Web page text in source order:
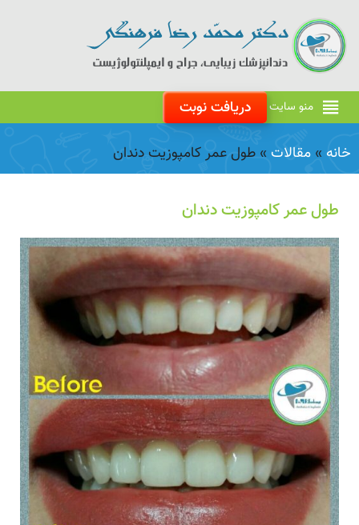
منو سایت دریافت نوبت
خانه » مقالات » طول عمر کامپوزیت دندان
طول عمر کامپوزیت دندان